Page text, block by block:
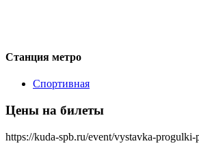
Станция метро
Спортивная
Цены на билеты
https://kuda-spb.ru/event/vystavka-